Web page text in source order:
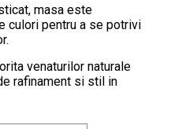
masa este
culori pentru a se potrivi
venaturilor naturale
rafinament si stil in